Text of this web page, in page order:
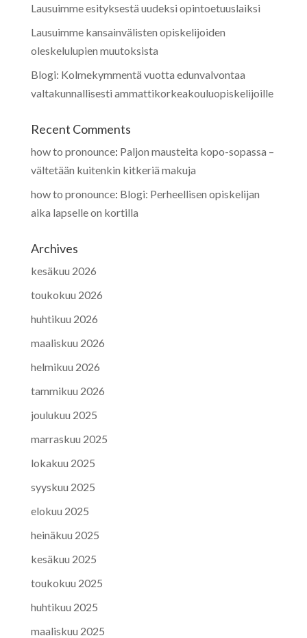
Lausuimme esityksestä uudeksi opintoetuuslaiksi
Lausuimme kansainvälisten opiskelijoiden
oleskelulupien muutoksista
Blogi: Kolmekymmentä vuotta edunvalvontaa
valtakunnallisesti ammattikorkeakouluopiskelijoille
Recent Comments
how to pronounce: Paljon mausteita kopo-sopassa –
vältetään kuitenkin kitkeriä makuja
how to pronounce: Blogi: Perheellisen opiskelijan
aika lapselle on kortilla
Archives
kesäkuu 2026
toukokuu 2026
huhtikuu 2026
maaliskuu 2026
helmikuu 2026
tammikuu 2026
joulukuu 2025
marraskuu 2025
lokakuu 2025
syyskuu 2025
elokuu 2025
heinäkuu 2025
kesäkuu 2025
toukokuu 2025
huhtikuu 2025
maaliskuu 2025